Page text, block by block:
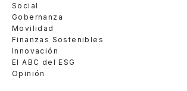
Social
Gobernanza
Movilidad
Finanzas Sostenibles
Innovación
El ABC del ESG
Opinión